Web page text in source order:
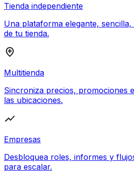
Tienda independiente
Una plataforma elegante,
de tu tienda.
Multitienda
Sincroniza precios, promociones
las ubicaciones.
Empresas
Desbloquea roles, informes y
para escalar.